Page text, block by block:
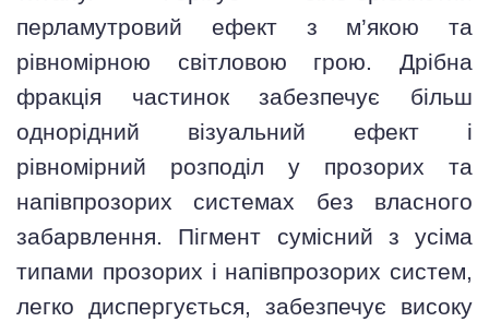
перламутровий ефект з м’якою та
рівномірною світловою грою. Дрібна
фракція частинок забезпечує більш
однорідний візуальний ефект і
рівномірний розподіл у прозорих та
напівпрозорих системах без власного
забарвлення. Пігмент сумісний з усіма
типами прозорих і напівпрозорих систем,
легко диспергується, забезпечує високу